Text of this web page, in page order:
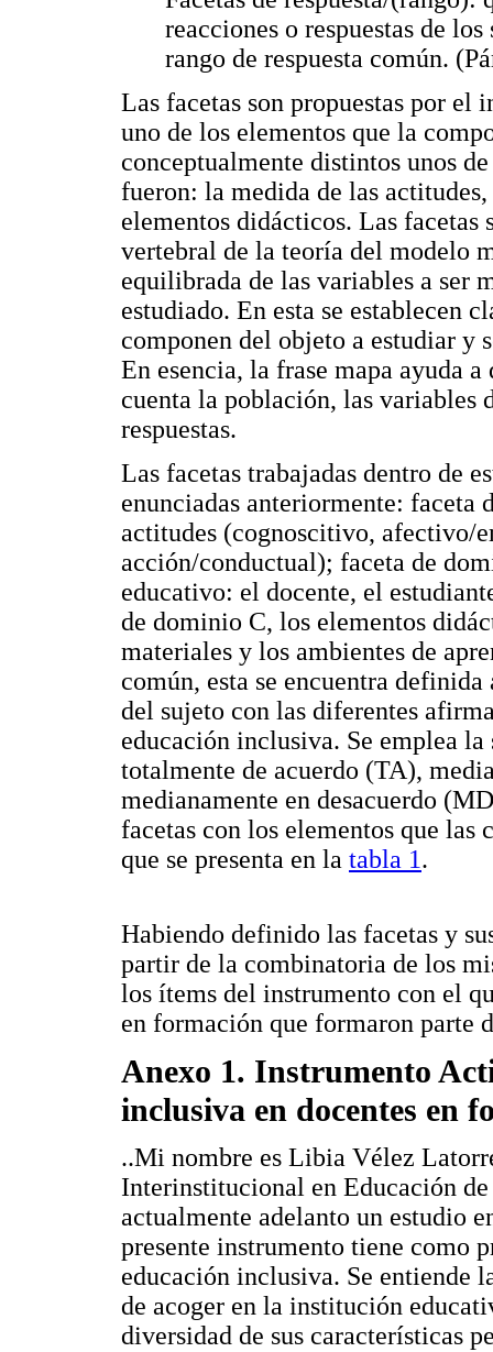
reacciones o respuestas de
rango de respuesta común.
Las facetas son propuestas por el
uno de los elementos que la
conceptualmente distintos unos
fueron: la medida de las
elementos didácticos. Las facetas
vertebral de la teoría del modelo
equilibrada de las variables a ser
estudiado. En esta se establecen
componen del objeto a estudiar y
En esencia, la frase mapa ayuda
cuenta la población, las variables
respuestas.
Las facetas trabajadas dentro de
enunciadas anteriormente: faceta
actitudes (cognoscitivo, afectivo/
acción/conductual); faceta de
educativo: el docente, el
de dominio C, los elementos
materiales y los ambientes de
común, esta se encuentra
del sujeto con las diferentes
educación inclusiva. Se emplea
totalmente de acuerdo (TA),
medianamente en desacuerdo
facetas con los elementos que las
que se presenta en la tabla 1.
Habiendo definido las facetas y
partir de la combinatoria de los
los ítems del instrumento con el
en formación que formaron parte
Anexo 1. Instrumento
inclusiva en docentes en
..Mi nombre es Libia Vélez
Interinstitucional en Educación
actualmente adelanto un estudio
presente instrumento tiene como
educación inclusiva. Se entiende
de acoger en la institución
diversidad de sus características